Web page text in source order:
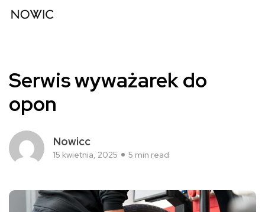
Serwis wyważarek do
opon
Nowicc
15 kwietnia, 2025 5 min read